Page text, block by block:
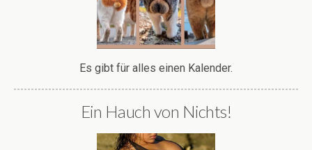
Es gibt für alles einen Kalender.
Ein Hauch von Nichts!